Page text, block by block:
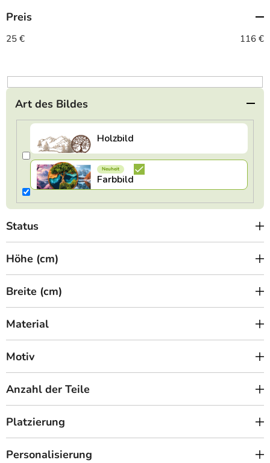
t
s
o
t
i
Preis
25 € 116 €
Art des Bildes
Status
Höhe (cm)
Breite (cm)
Material
Motiv
Anzahl der Teile
Platzierung
Personalisierung